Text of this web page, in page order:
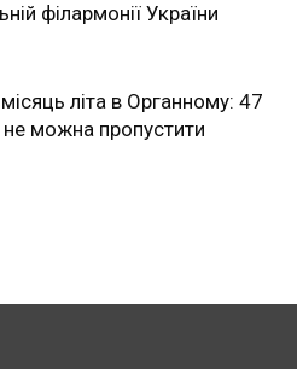
філармонії України
літа в Органному: 47
не можна пропустити